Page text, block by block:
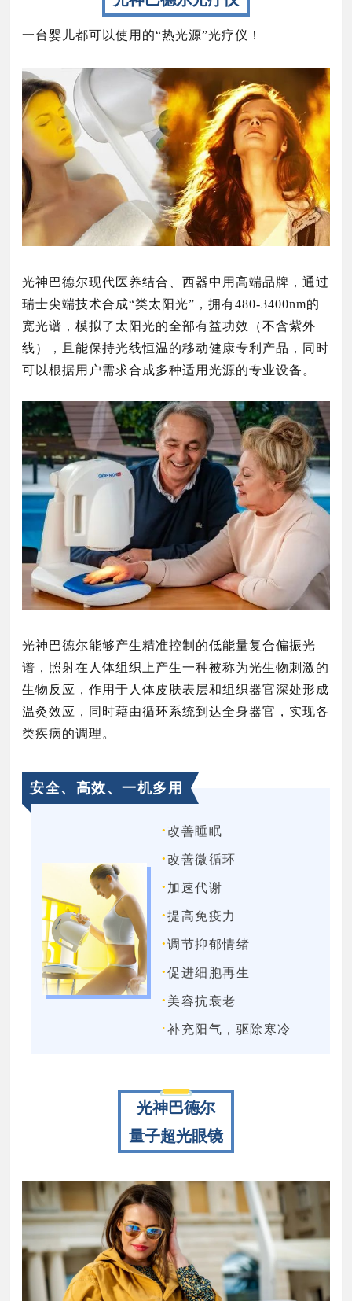
一台婴儿都可以使用的“热光源”光疗仪！
光神巴德尔现代医养结合、西器中用高端品牌，通过
瑞士尖端技术合成“类太阳光”，拥有480-3400nm的
宽光谱，模拟了太阳光的全部有益功效（不含紫外
线），且能保持光线恒温的移动健康专利产品，同时
可以根据用户需求合成多种适用光源的专业设备。
光神巴德尔能够产生精准控制的低能量复合偏振光
谱，照射在人体组织上产生一种被称为光生物刺激的
生物反应，作用于人体皮肤表层和组织器官深处形成
温灸效应，同时藉由循环系统到达全身器官，实现各
类疾病的调理。
安全、高效、一机多用
·改善睡眠
·改善微循环
· 加速代谢
·提高免疫力
·调节抑郁情绪
·促进细胞再生
· 美容抗衰老
·补充阳气，驱除寒冷
光神巴德尔
量子超光眼镜